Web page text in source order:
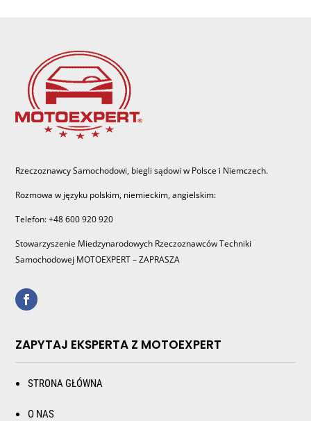
Rzeczoznawcy Samochodowi, biegli sądowi w Polsce i Niemczech.
Rozmowa w języku polskim, niemieckim, angielskim:
Telefon: +48 600 920 920
Stowarzyszenie Miedzynarodowych Rzeczoznawców Techniki
Samochodowej MOTOEXPERT – ZAPRASZA
ZAPYTAJ EKSPERTA Z MOTOEXPERT
STRONA GŁÓWNA
O NAS